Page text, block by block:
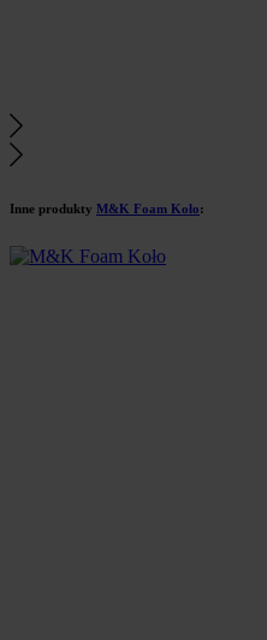
Inne produkty M&K Foam Koło: